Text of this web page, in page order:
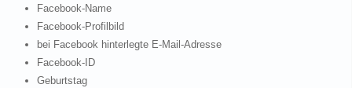
Facebook-Name
Facebook-Profilbild
bei Facebook hinterlegte E-Mail-Adresse
Facebook-ID
Geburtstag